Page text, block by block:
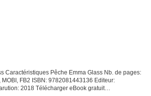
Caractéristiques Pêche Emma Glass Nb. de pages:
MOBI, FB2 ISBN: 9782081443136 Editeur:
2018 Télécharger eBook gratuit